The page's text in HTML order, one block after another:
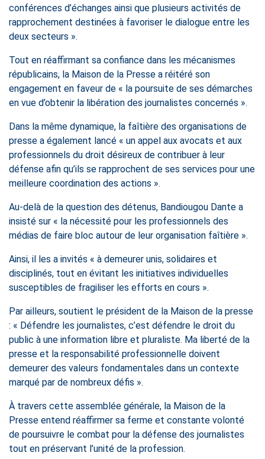
conférences d’échanges ainsi que plusieurs activités de
rapprochement destinées à favoriser le dialogue entre les
deux secteurs ».
Tout en réaffirmant sa confiance dans les mécanismes
républicains, la Maison de la Presse a réitéré son
engagement en faveur de « la poursuite de ses démarches
en vue d’obtenir la libération des journalistes concernés ».
Dans la même dynamique, la faîtière des organisations de
presse a également lancé « un appel aux avocats et aux
professionnels du droit désireux de contribuer à leur
défense afin qu’ils se rapprochent de ses services pour une
meilleure coordination des actions ».
Au-delà de la question des détenus, Bandiougou Dante a
insisté sur « la nécessité pour les professionnels des
médias de faire bloc autour de leur organisation faîtière ».
Ainsi, il les a invités « à demeurer unis, solidaires et
disciplinés, tout en évitant les initiatives individuelles
susceptibles de fragiliser les efforts en cours ».
Par ailleurs, soutient le président de la Maison de la presse
: « Défendre les journalistes, c’est défendre le droit du
public à une information libre et pluraliste. Ma liberté de la
presse et la responsabilité professionnelle doivent
demeurer des valeurs fondamentales dans un contexte
marqué par de nombreux défis ».
À travers cette assemblée générale, la Maison de la
Presse entend réaffirmer sa ferme et constante volonté
de poursuivre le combat pour la défense des journalistes
tout en préservant l’unité de la profession.